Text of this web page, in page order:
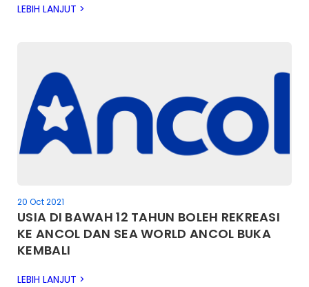
LEBIH LANJUT >
20 Oct 2021
USIA DI BAWAH 12 TAHUN BOLEH REKREASI
KE ANCOL DAN SEA WORLD ANCOL BUKA
KEMBALI
LEBIH LANJUT >